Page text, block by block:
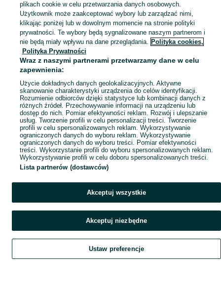
Skorzystaj z największego serwisu ogłoszeniowego - Dawidy Bankowe i okolice! Kupuj to, czego pragniesz i sprzedawaj to, czego już nie potrzebujesz!
Mapa kategorii
Mapa miejscowości
Mapa ministron
Popularne wyszukiwania
Szukaj Obserwujesz Dodaj Czat Konto
plikach cookie w celu przetwarzania danych osobowych.
Użytkownik może zaakceptować wybory lub zarządzać nimi,
klikając poniżej lub w dowolnym momencie na stronie polityki
prywatności. Te wybory będą sygnalizowane naszym partnerom i
nie będą miały wpływu na dane przeglądania. Polityka cookies,
Polityka Prywatności
Wraz z naszymi partnerami przetwarzamy dane w celu
zapewnienia:
Użycie dokładnych danych geolokalizacyjnych. Aktywne
skanowanie charakterystyki urządzenia do celów identyfikacji.
Rozumienie odbiorców dzięki statystyce lub kombinacji danych z
różnych źródeł. Przechowywanie informacji na urządzeniu lub
dostęp do nich. Pomiar efektywności reklam. Rozwój i ulepszanie
usług. Tworzenie profili w celu personalizacji treści. Tworzenie
profili w celu spersonalizowanych reklam. Wykorzystywanie
ograniczonych danych do wyboru reklam. Wykorzystywanie
ograniczonych danych do wyboru treści. Pomiar efektywności
treści. Wykorzystanie profili do wyboru spersonalizowanych reklam.
Wykorzystywanie profili w celu doboru spersonalizowanych treści.
Lista partnerów (dostawców)
Akceptuj wszystkie
Akceptuj niezbędne
Ustaw preferencje